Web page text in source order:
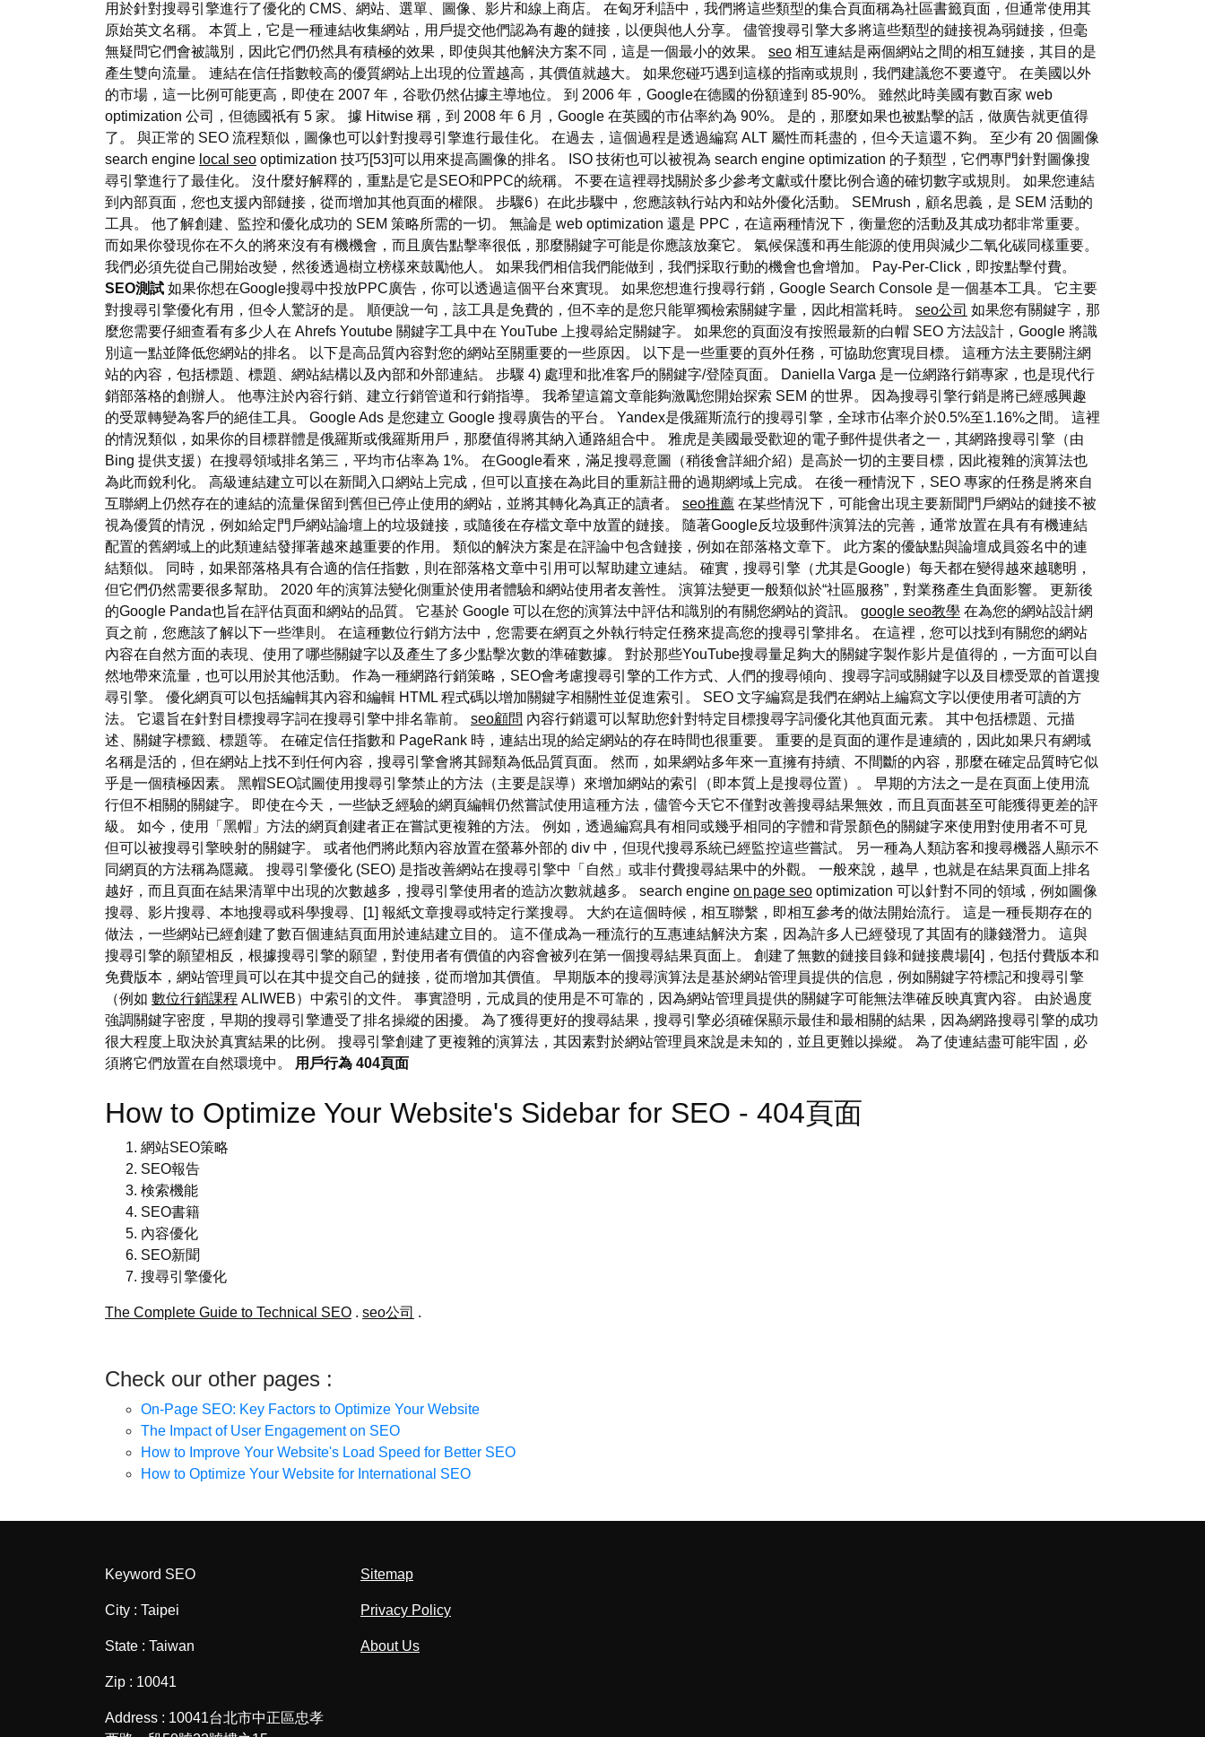
用於針對搜尋引擎進行了優化的 CMS、網站、選單、圖像、影片和線上商店。 在匈牙利語中，我們將這些類型的集合頁面稱為社區書籤頁面，但通常使用其
原始英文名稱。 本質上，它是一種連結收集網站，用戶提交他們認為有趣的鏈接，以便與他人分享。 儘管搜尋引擎大多將這些類型的鏈接視為弱鏈接，但毫
無疑問它們會被識別，因此它們仍然具有積極的效果，即使與其他解決方案不同，這是一個最小的效果。 seo 相互連結是兩個網站之間的相互鏈接，其目的是
產生雙向流量。 連結在信任指數較高的優質網站上出現的位置越高，其價值就越大。 如果您碰巧遇到這樣的指南或規則，我們建議您不要遵守。 在美國以外
的市場，這一比例可能更高，即使在 2007 年，谷歌仍然佔據主導地位。 到 2006 年，Google在德國的份額達到 85-90%。 雖然此時美國有數百家 web
optimization 公司，但德國祇有 5 家。 據 Hitwise 稱，到 2008 年 6 月，Google 在英國的市佔率約為 90%。 是的，那麼如果也被點擊的話，做廣告就更值得
了。 與正常的 SEO 流程類似，圖像也可以針對搜尋引擎進行最佳化。 在過去，這個過程是透過編寫 ALT 屬性而耗盡的，但今天這還不夠。 至少有 20 個圖像
search engine local seo optimization 技巧[53]可以用來提高圖像的排名。 ISO 技術也可以被視為 search engine optimization 的子類型，它們專門針對圖像搜
尋引擎進行了最佳化。 沒什麼好解釋的，重點是它是SEO和PPC的統稱。 不要在這裡尋找關於多少參考文獻或什麼比例合適的確切數字或規則。 如果您連結
到內部頁面，您也支援內部鏈接，從而增加其他頁面的權限。 步驟6）在此步驟中，您應該執行站內和站外優化活動。 SEMrush，顧名思義，是 SEM 活動的
工具。 他了解創建、監控和優化成功的 SEM 策略所需的一切。 無論是 web optimization 還是 PPC，在這兩種情況下，衡量您的活動及其成功都非常重要。
而如果你發現你在不久的將來沒有有機機會，而且廣告點擊率很低，那麼關鍵字可能是你應該放棄它。 氣候保護和再生能源的使用與減少二氧化碳同樣重要。
我們必須先從自己開始改變，然後透過樹立榜樣來鼓勵他人。 如果我們相信我們能做到，我們採取行動的機會也會增加。 Pay-Per-Click，即按點擊付費。
SEO測試 如果你想在Google搜尋中投放PPC廣告，你可以透過這個平台來實現。 如果您想進行搜尋行銷，Google Search Console 是一個基本工具。 它主要
對搜尋引擎優化有用，但令人驚訝的是。 順便說一句，該工具是免費的，但不幸的是您只能單獨檢索關鍵字量，因此相當耗時。 seo公司 如果您有關鍵字，那
麼您需要仔細查看有多少人在 Ahrefs Youtube 關鍵字工具中在 YouTube 上搜尋給定關鍵字。 如果您的頁面沒有按照最新的白帽 SEO 方法設計，Google 將識
別這一點並降低您網站的排名。 以下是高品質內容對您的網站至關重要的一些原因。 以下是一些重要的頁外任務，可協助您實現目標。 這種方法主要關注網
站的內容，包括標題、標題、網站結構以及內部和外部連結。 步驟 4) 處理和批准客戶的關鍵字/登陸頁面。 Daniella Varga 是一位網路行銷專家，也是現代行
銷部落格的創辦人。 他專注於內容行銷、建立行銷管道和行銷指導。 我希望這篇文章能夠激勵您開始探索 SEM 的世界。 因為搜尋引擎行銷是將已經感興趣
的受眾轉變為客戶的絕佳工具。 Google Ads 是您建立 Google 搜尋廣告的平台。 Yandex是俄羅斯流行的搜尋引擎，全球市佔率介於0.5%至1.16%之間。 這裡
的情況類似，如果你的目標群體是俄羅斯或俄羅斯用戶，那麼值得將其納入通路組合中。 雅虎是美國最受歡迎的電子郵件提供者之一，其網路搜尋引擎（由
Bing 提供支援）在搜尋領域排名第三，平均市佔率為 1%。 在Google看來，滿足搜尋意圖（稍後會詳細介紹）是高於一切的主要目標，因此複雜的演算法也
為此而銳利化。 高級連結建立可以在新聞入口網站上完成，但可以直接在為此目的重新註冊的過期網域上完成。 在後一種情況下，SEO 專家的任務是將來自
互聯網上仍然存在的連結的流量保留到舊但已停止使用的網站，並將其轉化為真正的讀者。 seo推薦 在某些情況下，可能會出現主要新聞門戶網站的鏈接不被
視為優質的情況，例如給定門戶網站論壇上的垃圾鏈接，或隨後在存檔文章中放置的鏈接。 隨著Google反垃圾郵件演算法的完善，通常放置在具有有機連結
配置的舊網域上的此類連結發揮著越來越重要的作用。 類似的解決方案是在評論中包含鏈接，例如在部落格文章下。 此方案的優缺點與論壇成員簽名中的連
結類似。 同時，如果部落格具有合適的信任指數，則在部落格文章中引用可以幫助建立連結。 確實，搜尋引擎（尤其是Google）每天都在變得越來越聰明，
但它們仍然需要很多幫助。 2020 年的演算法變化側重於使用者體驗和網站使用者友善性。 演算法變更一般類似於“社區服務”，對業務產生負面影響。 更新後
的Google Panda也旨在評估頁面和網站的品質。 它基於 Google 可以在您的演算法中評估和識別的有關您網站的資訊。 google seo教學 在為您的網站設計網
頁之前，您應該了解以下一些準則。 在這種數位行銷方法中，您需要在網頁之外執行特定任務來提高您的搜尋引擎排名。 在這裡，您可以找到有關您的網站
內容在自然方面的表現、使用了哪些關鍵字以及產生了多少點擊次數的準確數據。 對於那些YouTube搜尋量足夠大的關鍵字製作影片是值得的，一方面可以自
然地帶來流量，也可以用於其他活動。 作為一種網路行銷策略，SEO會考慮搜尋引擎的工作方式、人們的搜尋傾向、搜尋字詞或關鍵字以及目標受眾的首選搜
尋引擎。 優化網頁可以包括編輯其內容和編輯 HTML 程式碼以增加關鍵字相關性並促進索引。 SEO 文字編寫是我們在網站上編寫文字以便使用者可讀的方
法。 它還旨在針對目標搜尋字詞在搜尋引擎中排名靠前。 seo顧問 內容行銷還可以幫助您針對特定目標搜尋字詞優化其他頁面元素。 其中包括標題、元描
述、關鍵字標籤、標題等。 在確定信任指數和 PageRank 時，連結出現的給定網站的存在時間也很重要。 重要的是頁面的運作是連續的，因此如果只有網域
名稱是活的，但在網站上找不到任何內容，搜尋引擎會將其歸類為低品質頁面。 然而，如果網站多年來一直擁有持續、不間斷的內容，那麼在確定品質時它似
乎是一個積極因素。 黑帽SEO試圖使用搜尋引擎禁止的方法（主要是誤導）來增加網站的索引（即本質上是搜尋位置）。 早期的方法之一是在頁面上使用流
行但不相關的關鍵字。 即使在今天，一些缺乏經驗的網頁編輯仍然嘗試使用這種方法，儘管今天它不僅對改善搜尋結果無效，而且頁面甚至可能獲得更差的評
級。 如今，使用「黑帽」方法的網頁創建者正在嘗試更複雜的方法。 例如，透過編寫具有相同或幾乎相同的字體和背景顏色的關鍵字來使用對使用者不可見
但可以被搜尋引擎映射的關鍵字。 或者他們將此類內容放置在螢幕外部的 div 中，但現代搜尋系統已經監控這些嘗試。 另一種為人類訪客和搜尋機器人顯示不
同網頁的方法稱為隱藏。 搜尋引擎優化 (SEO) 是指改善網站在搜尋引擎中「自然」或非付費搜尋結果中的外觀。 一般來說，越早，也就是在結果頁面上排名
越好，而且頁面在結果清單中出現的次數越多，搜尋引擎使用者的造訪次數就越多。 search engine on page seo optimization 可以針對不同的領域，例如圖像
搜尋、影片搜尋、本地搜尋或科學搜尋、[1] 報紙文章搜尋或特定行業搜尋。 大約在這個時候，相互聯繫，即相互參考的做法開始流行。 這是一種長期存在的
做法，一些網站已經創建了數百個連結頁面用於連結建立目的。 這不僅成為一種流行的互惠連結解決方案，因為許多人已經發現了其固有的賺錢潛力。 這與
搜尋引擎的願望相反，根據搜尋引擎的願望，對使用者有價值的內容會被列在第一個搜尋結果頁面上。 創建了無數的鏈接目錄和鏈接農場[4]，包括付費版本和
免費版本，網站管理員可以在其中提交自己的鏈接，從而增加其價值。 早期版本的搜尋演算法是基於網站管理員提供的信息，例如關鍵字符標記和搜尋引擎
（例如 數位行銷課程 ALIWEB）中索引的文件。 事實證明，元成員的使用是不可靠的，因為網站管理員提供的關鍵字可能無法準確反映真實內容。 由於過度
強調關鍵字密度，早期的搜尋引擎遭受了排名操縱的困擾。 為了獲得更好的搜尋結果，搜尋引擎必須確保顯示最佳和最相關的結果，因為網路搜尋引擎的成功
很大程度上取決於真實結果的比例。 搜尋引擎創建了更複雜的演算法，其因素對於網站管理員來說是未知的，並且更難以操縱。 為了使連結盡可能牢固，必
須將它們放置在自然環境中。
用戶行為 404頁面
How to Optimize Your Website's Sidebar for SEO - 404頁面
網站SEO策略
SEO報告
検索機能
SEO書籍
內容優化
SEO新聞
搜尋引擎優化
The Complete Guide to Technical SEO . seo公司 .
Check our other pages :
On-Page SEO: Key Factors to Optimize Your Website
The Impact of User Engagement on SEO
How to Improve Your Website's Load Speed for Better SEO
How to Optimize Your Website for International SEO
Keyword SEO
City : Taipei
State : Taiwan
Zip : 10041
Address : 10041台北市中正區忠孝
Sitemap
Privacy Policy
About Us